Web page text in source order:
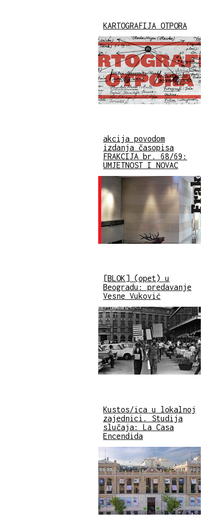
KARTOGRAFIJA OTPORA
akcija povodom
izdanja časopisa
FRAKCIJA br. 68/69:
UMJETNOST I NOVAC
[BLOK] (opet) u
Beogradu: predavanje
Vesne Vuković
Kustos/ica u lokalnoj
zajednici. Studija
slučaja: La Casa
Encendida